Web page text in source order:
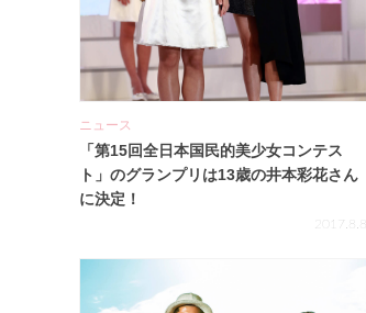
ニュース
「第15回全日本国民的美少女コンテス
ト」のグランプリは13歳の井本彩花さん
に決定！
2017.8.8